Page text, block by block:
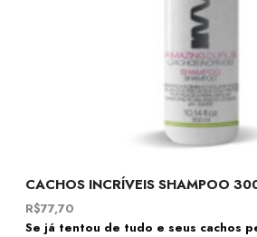
CACHOS INCRÍVEIS SHAMPOO
R$77,70
Se já tentou de tudo e seus cachos